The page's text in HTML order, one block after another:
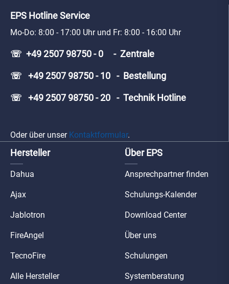
EPS Hotline Service
Mo-Do: 8:00 - 17:00 Uhr und Fr: 8:00 - 16:00 Uhr
☏ +49 2507 98750 - 0 - Zentrale
☏ +49 2507 98750 - 10 - Bestellung
☏ +49 2507 98750 - 20 - Technik Hotline
Oder über unser Kontaktformular.
Hersteller
Dahua
Ajax
Jablotron
FireAngel
TecnoFire
Alle Hersteller
Über EPS
Ansprechpartner finden
Schulungs-Kalender
Download Center
Über uns
Schulungen
Systemberatung